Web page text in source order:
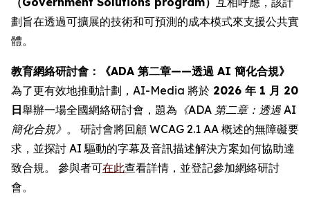
劃旨在透過可擴展的技術和可預測的成本模式來支援公共實
體。
教育網絡研討會：《ADA 第二章——透過 AI 簡化合規》
為了更有效地推動計劃，AI-Media 將於 2026 年 1 月 20
日舉辦一場全國網絡研討會，題為 《ADA 第二章：透過 AI
簡化合規》 。 研討會將回顧 WCAG 2.1 AA 概述的無障礙要
求，並探討 AI 驅動的字幕及音訊描述解決方案如何協助達
致合規。 參與者可在此查看詳情，並登記參加網絡研討
會。